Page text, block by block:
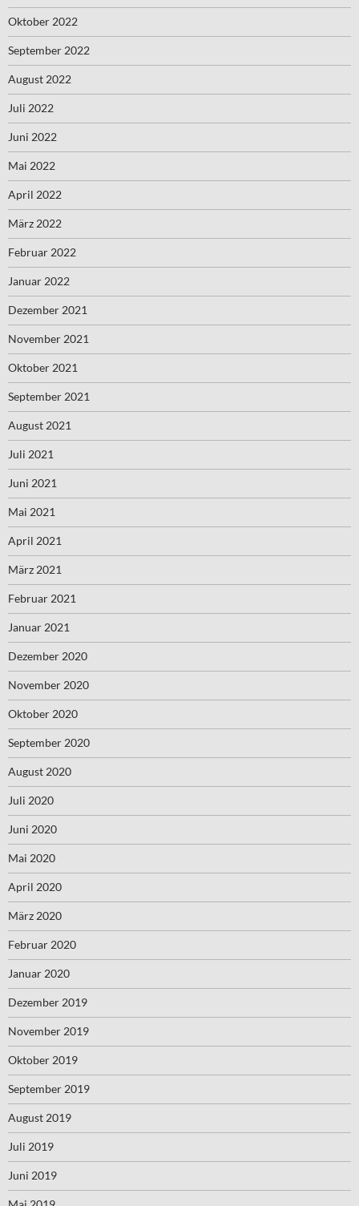
Oktober 2022
September 2022
August 2022
Juli 2022
Juni 2022
Mai 2022
April 2022
März 2022
Februar 2022
Januar 2022
Dezember 2021
November 2021
Oktober 2021
September 2021
August 2021
Juli 2021
Juni 2021
Mai 2021
April 2021
März 2021
Februar 2021
Januar 2021
Dezember 2020
November 2020
Oktober 2020
September 2020
August 2020
Juli 2020
Juni 2020
Mai 2020
April 2020
März 2020
Februar 2020
Januar 2020
Dezember 2019
November 2019
Oktober 2019
September 2019
August 2019
Juli 2019
Juni 2019